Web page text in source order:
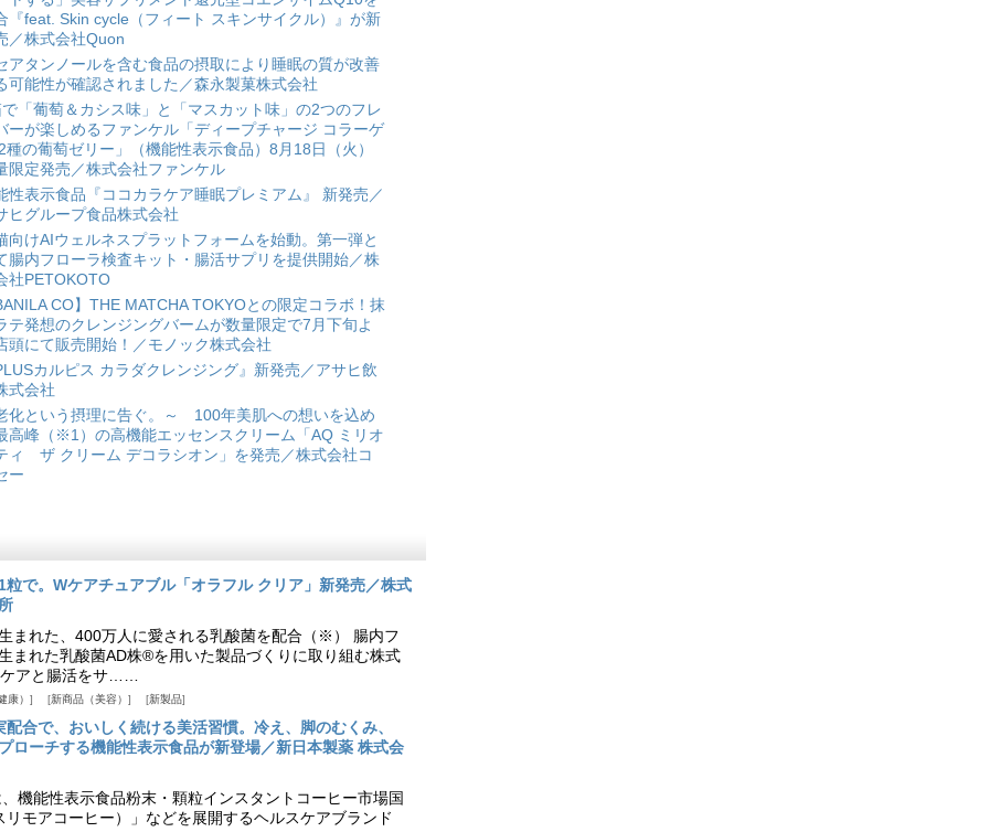
『feat. Skin cycle（フィート スキンサイクル）』が新
／株式会社Quon
アタンノールを含む食品の摂取により睡眠の質が改善
可能性が確認されました／森永製菓株式会社
「葡萄＆カシス味」と「マスカット味」の2つのフレ
ーが楽しめるファンケル「ディープチャージ コラーゲ
種の葡萄ゼリー」（機能性表示食品）8月18日（火）
限定発売／株式会社ファンケル
性表示食品『ココカラケア睡眠プレミアム』 新発売／
ヒグループ食品株式会社
向けAIウェルネスプラットフォームを始動。第一弾と
腸内フローラ検査キット・腸活サプリを提供開始／株
社PETOKOTO
CO】THE MATCHA TOKYOとの限定コラボ！抹
テ発想のクレンジングバームが数量限定で7月下旬よ
頭にて販売開始！／モノック株式会社
カルピス カラダクレンジング』新発売／アサヒ飲
式会社
化という摂理に告ぐ。～ 100年美肌への想いを込め
高峰（※1）の高機能エッセンスクリーム「AQ ミリオ
ィ ザ クリーム デコラシオン」を発売／株式会社コ
ー
で。Wケアチュアブル「オラフル クリア」新発売／株式
まれた、400万人に愛される乳酸菌を配合（※） 腸内フ
まれた乳酸菌AD株®を用いた製品づくりに取り組む株式
アと腸活をサ……
康） 新商品（美容） 新製品
合で、おいしく続ける美活習慣。冷え、脚のむくみ、
ローチする機能性表示食品が新登場／新日本製薬 株式会
機能性表示食品粉末・顆粒インスタントコーヒー市場国
モアコーヒー）」などを展開するヘルスケアブランド